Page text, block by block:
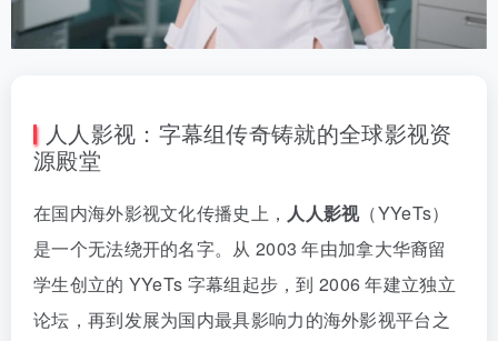
人人影视：字幕组传奇铸就的全球影视资
源殿堂
在国内海外影视文化传播史上， 人人影视（YYeTs）
是一个无法绕开的名字。从 2003 年由加拿大华裔留
学生创立的 YYeTs 字幕组起步，到 2006 年建立独立
论坛，再到发展为国内最具影响力的海外影视平台之